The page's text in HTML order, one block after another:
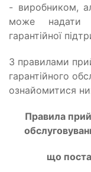
- виробником,
може надати
гарантійної
З правилами
гарантійного
ознайомитися
Правила
що